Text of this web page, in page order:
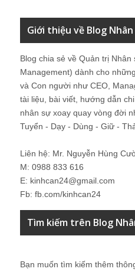
Giới thiệu về Blog
Blog chia sẻ về Quản trị
Management) dành cho
và Con người như CEO,
tài liệu, bài viết, hướng dẫn
nhân sự xoay quay vòng đời
Tuyển - Dạy - Dùng - Giữ -
Liên hệ: Mr. Nguyễn Hùng
M: 0988 833 616
E: kinhcan24@gmail.com
Fb: fb.com/kinhcan24
Tìm kiếm trên Blog
Bạn muốn tìm kiếm thêm